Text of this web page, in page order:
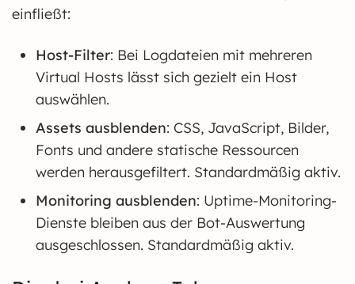
einfließt:
Host-Filter: Bei Logdateien mit mehreren
Virtual Hosts lässt sich gezielt ein Host
auswählen.
Assets ausblenden: CSS, JavaScript, Bilder,
Fonts und andere statische Ressourcen
werden herausgefiltert. Standardmäßig aktiv.
Monitoring ausblenden: Uptime-Monitoring-
Dienste bleiben aus der Bot-Auswertung
ausgeschlossen. Standardmäßig aktiv.